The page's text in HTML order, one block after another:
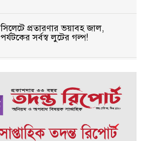
সিলেটে প্রতারণার ভয়াবহ জাল,
পর্যটকের সর্বস্ব লুটের গল্প!
বিআইডিসি’তে ১৫ বছরের দখলদারিত্ব
কিশোরীকে যৌনপীড়নের পর
ভ্রূণহত্যার অপচেষ্টা, গোয়াইনঘাট জুড়ে
চাঞ্চল্য!